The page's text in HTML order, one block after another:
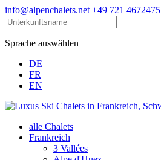
info@alpenchalets.net +49 721 4672475
Sprache auswählen
DE
FR
EN
alle Chalets
Frankreich
3 Vallées